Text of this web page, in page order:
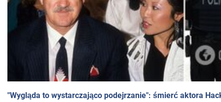
"Wygląda to wystarczająco podejrzanie": śmierć aktora